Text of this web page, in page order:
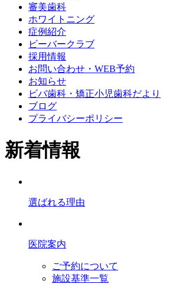
審美歯科
ホワイトニング
症例紹介
ビーバークラブ
採用情報
お問い合わせ・WEB予約
お知らせ
ビバ歯科・矯正小児歯科だより
ブログ
プライバシーポリシー
新着情報
選ばれる理由
医院案内
ご予約について
施設基準一覧